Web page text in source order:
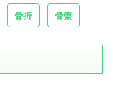
骨折 骨盤